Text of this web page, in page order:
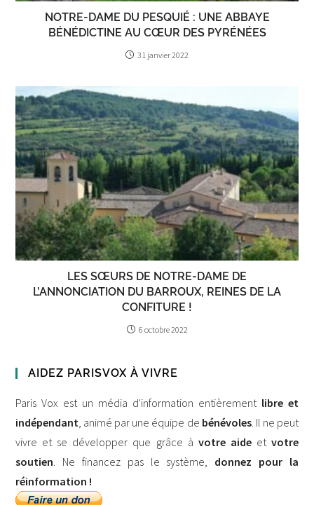
NOTRE-DAME DU PESQUIÉ : UNE ABBAYE
BÉNÉDICTINE AU CŒUR DES PYRÉNÉES
31 janvier 2022
LES SŒURS DE NOTRE-DAME DE
L’ANNONCIATION DU BARROUX, REINES DE LA
CONFITURE !
6 octobre 2022
AIDEZ PARISVOX À VIVRE
Paris Vox est un média d'information entièrement libre et
indépendant, animé par une équipe de bénévoles. Il ne peut
vivre et se développer que grâce à votre aideet votre
soutien. Ne financez pas le système, donnez pour la
réinformation !